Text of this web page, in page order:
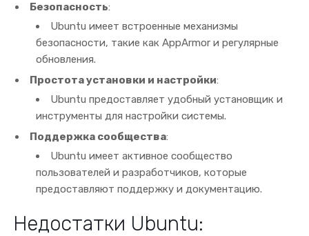
Безопасность:
Ubuntu имеет встроенные механизмы
безопасности, такие как AppArmor и регулярные
обновления.
Простота установки и настройки:
Ubuntu предоставляет удобный установщик и
инструменты для настройки системы.
Поддержка сообщества:
Ubuntu имеет активное сообщество
пользователей и разработчиков, которые
предоставляют поддержку и документацию.
Недостатки Ubuntu: